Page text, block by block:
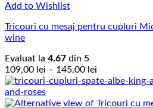
Add to Wishlist
Tricouri cu mesaj pentru cupluri
wine
Evaluat la 4.67 din 5
109,00 lei – 145,00 lei
de
109,00 lei